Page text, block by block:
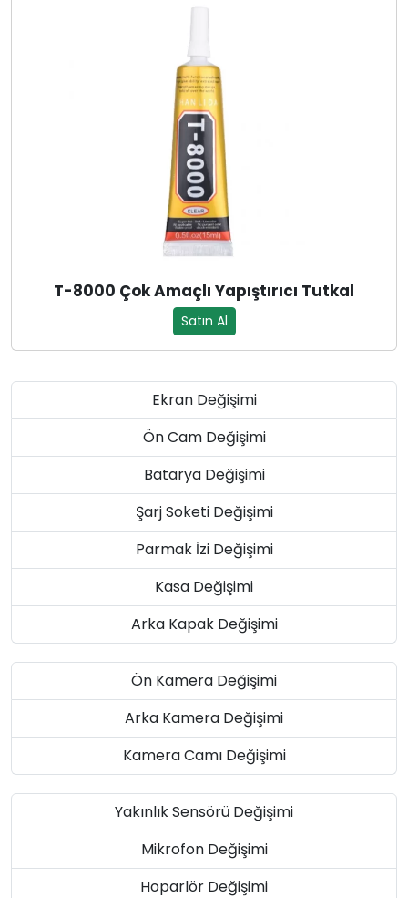
T-8000 Çok Amaçlı Yapıştırıcı Tutkal
Satın Al
Ekran Değişimi
Ön Cam Değişimi
Batarya Değişimi
Şarj Soketi Değişimi
Parmak İzi Değişimi
Kasa Değişimi
Arka Kapak Değişimi
Ön Kamera Değişimi
Arka Kamera Değişimi
Kamera Camı Değişimi
Yakınlık Sensörü Değişimi
Mikrofon Değişimi
Hoparlör Değişimi